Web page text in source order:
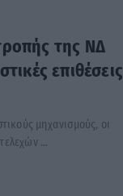
της ΝΔ
επιθέσεις
μηχανισμούς, οι
...